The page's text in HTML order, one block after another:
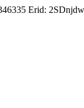
Erid: